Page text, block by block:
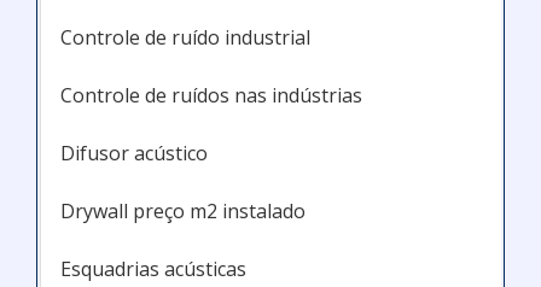
Controle de ruído industrial
Controle de ruídos nas indústrias
Difusor acústico
Drywall preço m2 instalado
Esquadrias acústicas